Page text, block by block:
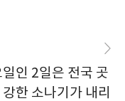
인 2일은 전국 곳
한 소나기가 내리